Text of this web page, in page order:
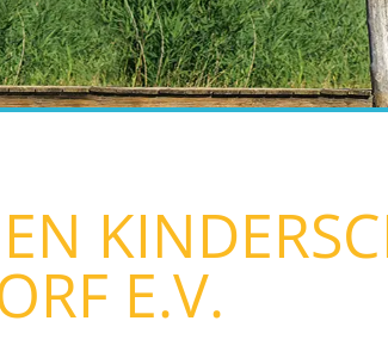
E.V.